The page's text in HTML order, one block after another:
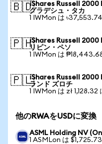
🇧🇩iShares Russell 2000
グラデシュ・タカ
1 IWMon は
🇵🇭iShares Russell 2000
リピン・ペソ
1 IWMon は
🇵🇱iShares Russell 2000
ランド ズロチ
1 IWMon は zł 1,128.32
他のRWAをUSDに変換
ASML Holding NV
1 ASMLon は